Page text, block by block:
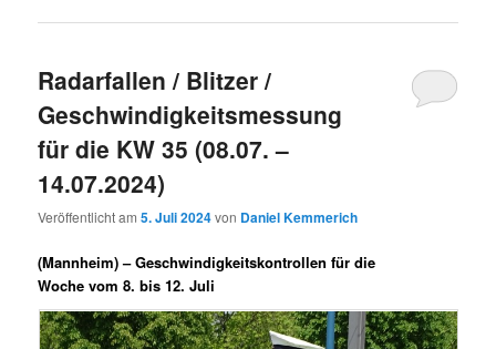
Radarfallen / Blitzer /
Geschwindigkeitsmessung
für die KW 35 (08.07. –
14.07.2024)
Veröffentlicht am5. Juli 2024von Daniel Kemmerich
(Mannheim) –Geschwindigkeitskontrollen für die
Woche vom 8. bis 12. Juli